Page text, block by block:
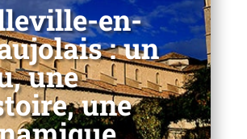
en-
: un
une
une